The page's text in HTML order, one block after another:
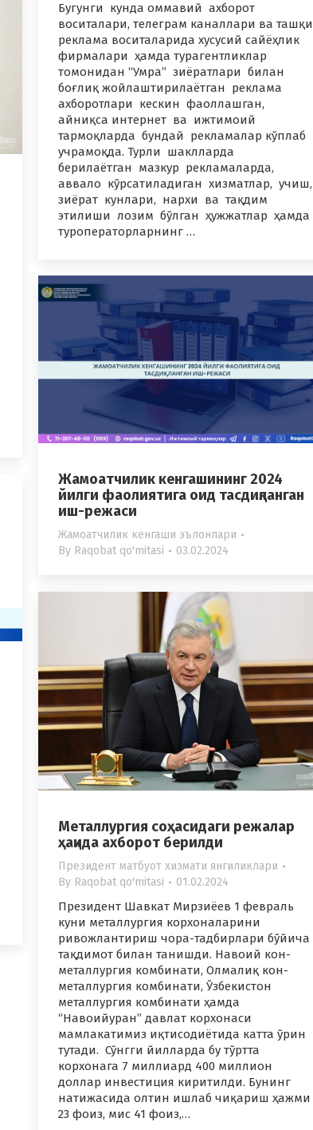
Бугунги кунда оммавий ахборот
воситалари, телеграм каналлари ва ташқи
реклама воситаларида хусусий сайёҳлик
фирмалари ҳамда турагентликлар
томонидан “Умра” зиёратлари билан
боғлиқ жойлаштирилаётган реклама
ахборотлари кескин фаоллашган,
айниқса интернет ва ижтимоий
тармоқларда бундай рекламалар кўплаб
учрамоқда. Турли шаклларда
берилаётган мазкур рекламаларда,
аввало кўрсатиладиган хизматлар, учиш,
зиёрат кунлари, нархи ва тақдим
этилиши лозим бўлган ҳужжатлар ҳамда
туроператорларнинг …
Жамоатчилик кенгашининг 2024
йилги фаолиятига оид тасдиқланган
иш-режаси
Жамоатчилик кенгаши эълонлари
By Raqobat qo'mitasi 03.02.2024
Металлургия соҳасидаги режалар
ҳақида ахборот берилди
Президент матбуот хизмати янгиликлари
By Raqobat qo'mitasi 01.02.2024
Президент Шавкат Мирзиёев 1 февраль
куни металлургия корхоналарини
ривожлантириш чора-тадбирлари бўйича
тақдимот билан танишди. Навоий кон-
металлургия комбинати, Олмалиқ кон-
металлургия комбинати, Ўзбекистон
металлургия комбинати ҳамда
“Навоийуран” давлат корхонаси
мамлакатимиз иқтисодиётида катта ўрин
тутади. Сўнгги йилларда бу тўртта
корхонага 7 миллиард 400 миллион
доллар инвестиция киритилди. Бунинг
натижасида олтин ишлаб чиқариш ҳажми
23 фоиз, мис 41 фоиз,…